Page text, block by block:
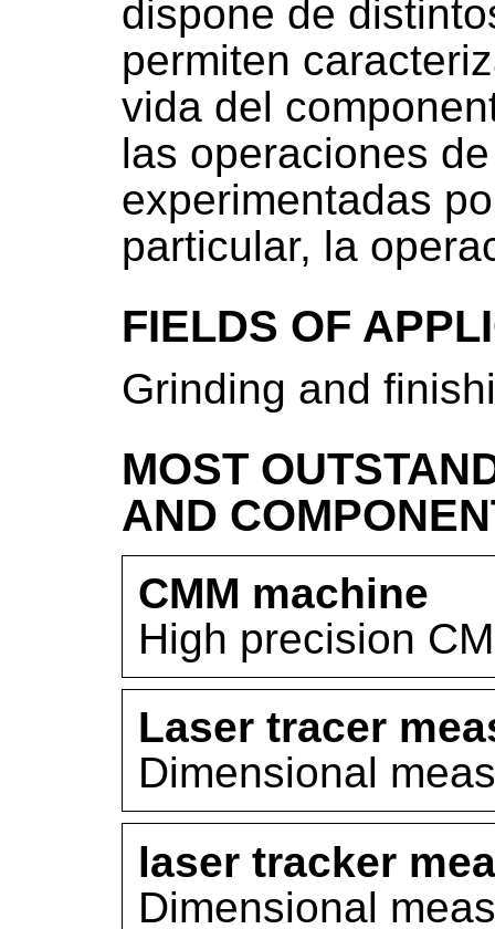
dispone de
permiten
vida del
las operaciones
experimentadas
particular, la
FIELDS OF
Grinding and
MOST
AND
CMM machine
High precision
Laser tracer
Dimensional
laser tracker
Dimensional